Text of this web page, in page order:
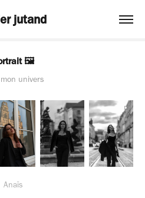
jutand
🖼
univers
Anaïs